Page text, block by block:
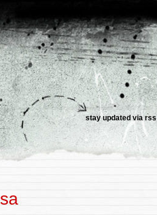
stay updated viarss